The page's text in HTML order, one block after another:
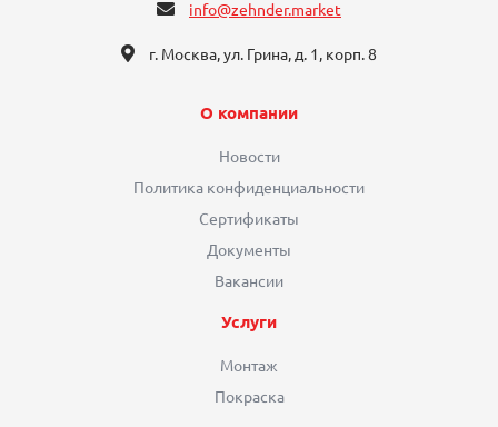
info@zehnder.market
г. Москва, ул. Грина, д. 1, корп. 8
О компании
Новости
Политика конфиденциальности
Сертификаты
Документы
Вакансии
Услуги
Монтаж
Покраска